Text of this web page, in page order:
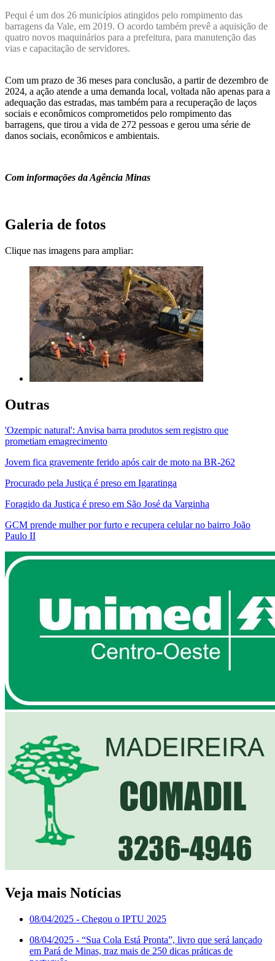
Pequi é um dos 26 municípios atingidos pelo rompimento das
barragens da Vale, em 2019. O acordo também prevê a aquisição de
quatro novos maquinários para a prefeitura, para manutenção das
vias e capacitação de servidores.
Com um prazo de 36 meses para conclusão, a partir de dezembro de
2024, a ação atende a uma demanda local, voltada não apenas para a
adequação das estradas, mas também para a recuperação de laços
sociais e econômicos comprometidos pelo rompimento das
barragens, que tirou a vida de 272 pessoas e gerou uma série de
danos sociais, econômicos e ambientais.
Com informações da Agência Minas
Galeria de fotos
Clique nas imagens para ampliar:
Outras
'Ozempic natural': Anvisa barra produtos sem registro que
prometiam emagrecimento
Jovem fica gravemente ferido após cair de moto na BR-262
Procurado pela Justiça é preso em Igaratinga
Foragido da Justiça é preso em São José da Varginha
GCM prende mulher por furto e recupera celular no bairro João
Paulo II
Veja mais Notícias
08/04/2025 - Chegou o IPTU 2025
08/04/2025 - “Sua Cola Está Pronta”, livro que será lançado
em Pará de Minas, traz mais de 250 dicas práticas de